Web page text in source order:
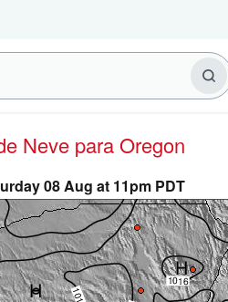
Neve para Oregon
08 Aug at 11pm PDT